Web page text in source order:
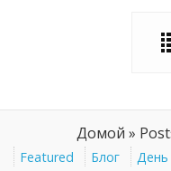
Домой »
Featured Блог День